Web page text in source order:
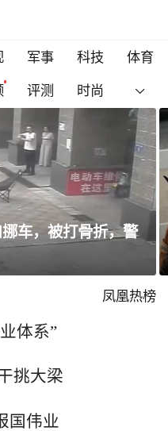
军事 科技
体育
评测 时尚
古优雅
凤凰热榜
体系”
挑大梁
国伟业